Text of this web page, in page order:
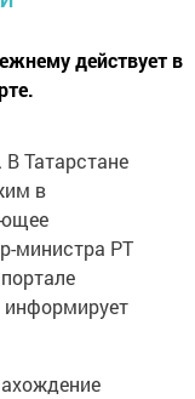
действует в
Татарстане
в
министра РТ
информирует